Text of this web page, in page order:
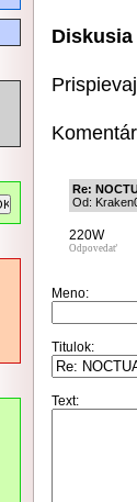
Re:
Od:
220W
Odpovedať
Meno:
Titulok:
Text: